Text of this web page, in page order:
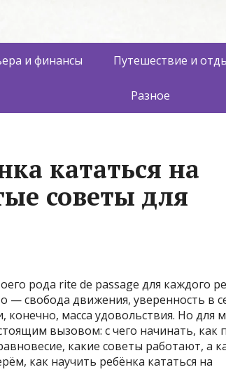
и финансы Путешествие и
Разное
кататься на
советы для
рода rite de passage для каждого
— свобода движения, уверенность в
масса удовольствия. Но для
вызовом: с чего начинать, как
какие советы работают, а
как научить ребёнка кататься на